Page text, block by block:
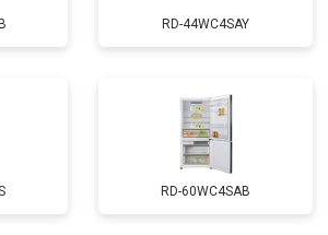
RD-44WC4SAY
RD-60WC4SAB